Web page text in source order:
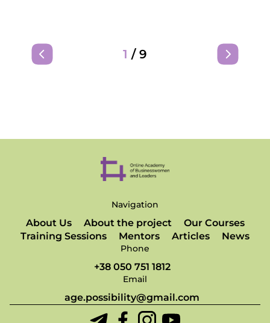
1 / 9
Navigation
About Us About the project
Our Courses
Training Sessions
Mentors Articles News
Phone
+38 050 751 1812
Email
age.possibility@gmail.com